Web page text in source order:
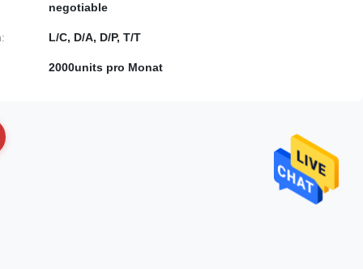
negotiable
L/C, D/A, D/P, T/T
2000units pro Monat